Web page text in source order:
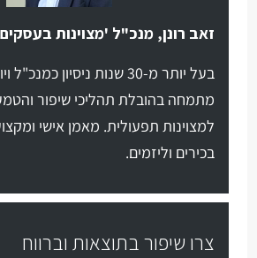
זאב רונן, מנכ"ל 'מצוינות
בעל יותר מ-30 שנות ניסיון
מתמחה בהובלת תהליכי שיפור
למצוינות תפעולית. מאמן אישי
בכירים וליזמים.
צרו שיפור בתוצאות וברווח